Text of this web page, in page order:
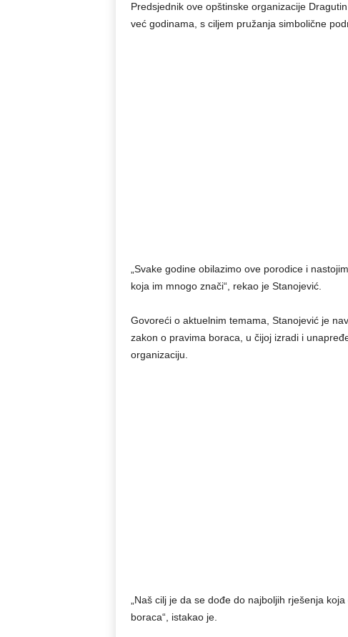
Predsjednik ove opštinske organizacije
već godinama, s ciljem pružanja simbolične
„Svake godine obilazimo ove porodice i
koja im mnogo znači“, rekao je Stanojević.
Govoreći o aktuelnim temama, Stanojević je
zakon o pravima boraca, u čijoj izradi i
organizaciju.
„Naš cilj je da se dođe do najboljih rješenja
boraca“, istakao je.